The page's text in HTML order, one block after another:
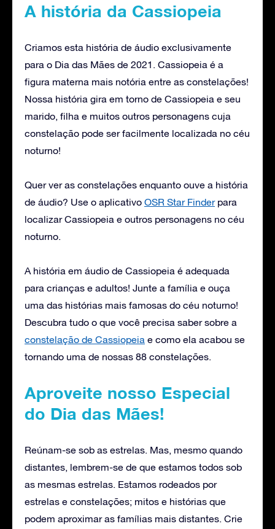
A história da Cassiopeia
Criamos esta história de áudio exclusivamente
para o Dia das Mães de 2021. Cassiopeia é a
figura materna mais notória entre as constelações!
Nossa história gira em torno de Cassiopeia e seu
marido, filha e muitos outros personagens cuja
constelação pode ser facilmente localizada no céu
noturno!
Quer ver as constelações enquanto ouve a história
de áudio? Use o aplicativo OSR Star Finderpara
localizar Cassiopeia e outros personagens no céu
noturno.
A história em áudio de Cassiopeia é adequada
para crianças e adultos! Junte a família e ouça
uma das histórias mais famosas do céu noturno!
Descubra tudo o que você precisa saber sobre a
constelação de Cassiopeia e como ela acabou se
tornando uma de nossas 88 constelações.
Aproveite nosso Especial
do Dia das Mães!
Reúnam-se sob as estrelas. Mas, mesmo quando
distantes, lembrem-se de que estamos todos sob
as mesmas estrelas. Estamos rodeados por
estrelas e constelações; mitos e histórias que
podem aproximar as famílias mais distantes. Crie